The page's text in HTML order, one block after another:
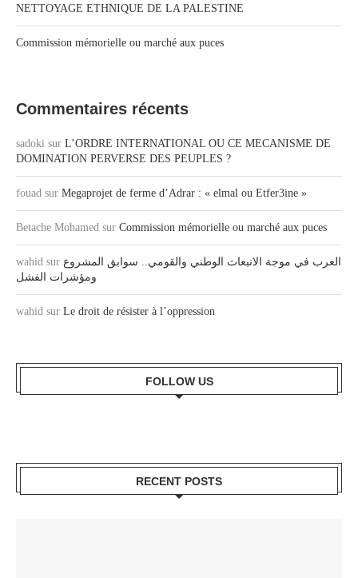
NETTOYAGE ETHNIQUE DE LA PALESTINE
Commission mémorielle ou marché aux puces
Commentaires récents
sadoki sur L’ORDRE INTERNATIONAL OU CE MECANISME DE
DOMINATION PERVERSE DES PEUPLES ?
fouad sur Megaprojet de ferme d’Adrar : « elmal ou Etfer3ine »
Betache Mohamed sur Commission mémorielle ou marché aux puces
wahid sur العرب في موجة الانبعاث الوطني والقومي.. سوابق المشروع
ومؤشرات الفشل
wahid sur Le droit de résister à l’oppression
FOLLOW US
RECENT POSTS